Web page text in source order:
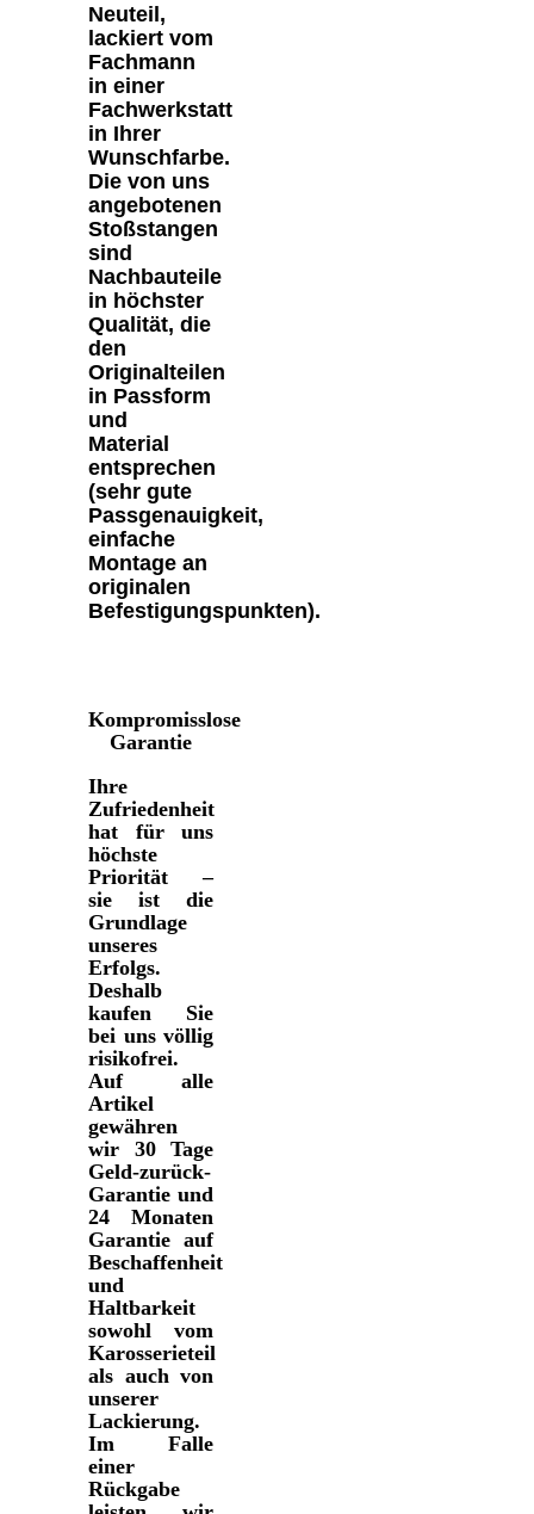
Neuteil,
lackiert vom
Fachmann
in einer
Fachwerkstatt
in Ihrer
Wunschfarbe.
Die von uns
angebotenen
Stoßstangen
sind
Nachbauteile
in höchster
Qualität, die
den
Originalteilen
in Passform
und
Material
entsprechen
(sehr gute
Passgenauigkeit,
einfache
Montage an
originalen
Befestigungspunkten).
Kompromisslose
Garantie
Ihre
Zufriedenheit
hat für uns
höchste
Priorität –
sie ist die
Grundlage
unseres
Erfolgs.
Deshalb
kaufen Sie
bei uns völlig
risikofrei.
Auf alle
Artikel
gewähren
wir 30 Tage
Geld-zurück-
Garantie und
24 Monaten
Garantie auf
Beschaffenheit
und
Haltbarkeit
sowohl vom
Karosserieteil
als auch von
unserer
Lackierung.
Im Falle
einer
Rückgabe